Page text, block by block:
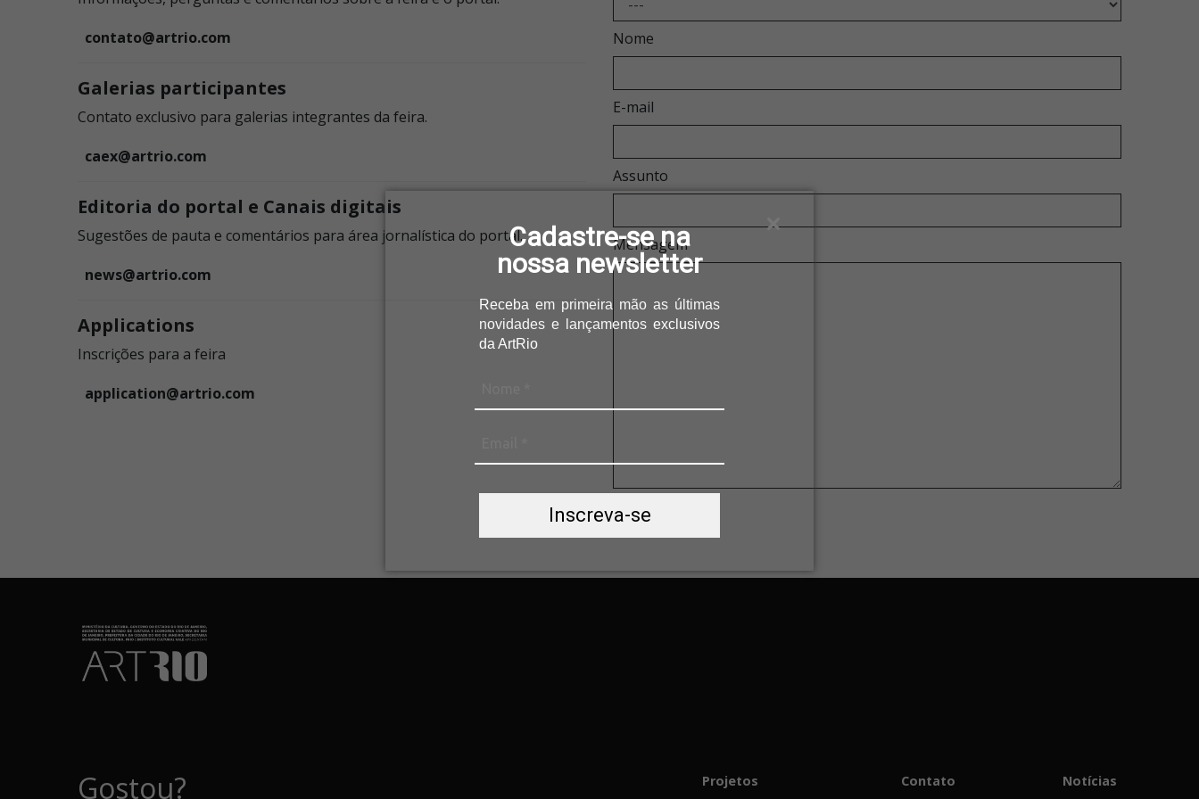
Cadastre-se na
nossa newsletter
Receba em primeira mão as últimas
novidades e lançamentos exclusivos
da ArtRio
Inscreva-se
contato@artrio.com
Galerias participantes
Contato exclusivo para galerias integrantes da feira.
caex@artrio.com
Editoria do portal e Canais digitais
Sugestões de pauta e comentários para área jornalística do portal.
news@artrio.com
Applications
Inscrições para a feira
application@artrio.com
Nome
E-mail
Assunto
Mensagem
Submit
Gostou? Projetos Contato Notícias